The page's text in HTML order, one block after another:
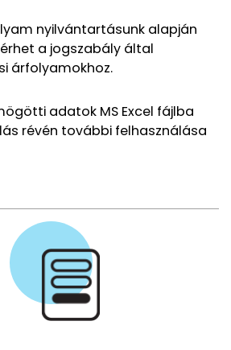
nyilvántartásunk alapján
a jogszabály által
árfolyamokhoz.
adatok MS Excel fájlba
révén további felhasználása